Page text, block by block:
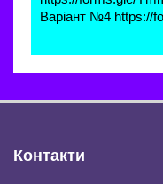
Варіант №4 https://
Контакти